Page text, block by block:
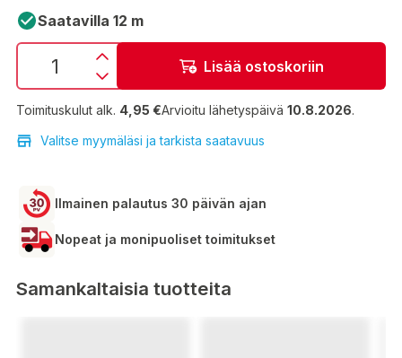
Saatavilla 12 m
Lisää ostoskoriin
Toimituskulut alk. 4,95 €Arvioitu lähetyspäivä 10.8.2026.
Valitse myymäläsi ja tarkista saatavuus
Ilmainen palautus 30 päivän ajan
Nopeat ja monipuoliset toimitukset
Samankaltaisia tuotteita